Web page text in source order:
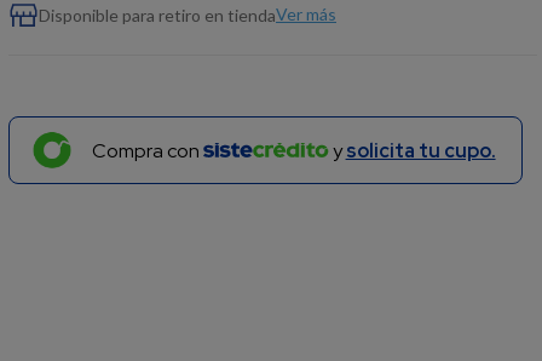
Disponible para retiro en tiendaVer más
Compra con ysolicita tu cupo.